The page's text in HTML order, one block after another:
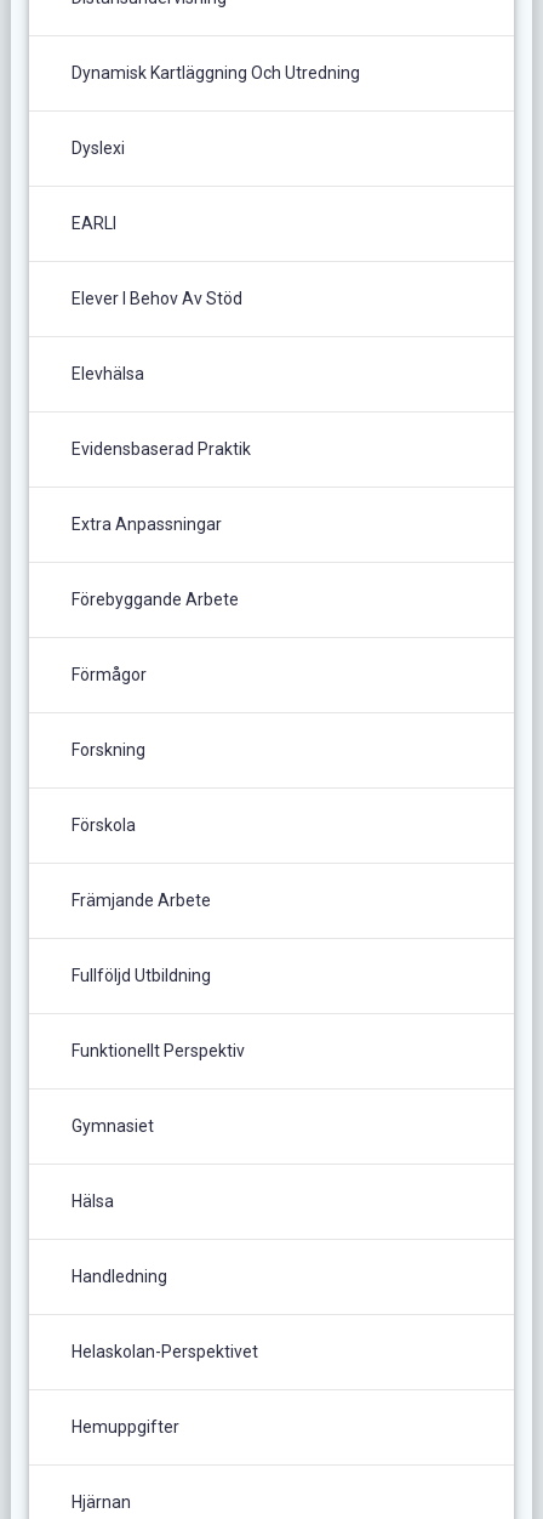
Dynamisk Kartläggning Och Utredning
Dyslexi
EARLI
Elever I Behov Av Stöd
Elevhälsa
Evidensbaserad Praktik
Extra Anpassningar
Förebyggande Arbete
Förmågor
Forskning
Förskola
Främjande Arbete
Fullföljd Utbildning
Funktionellt Perspektiv
Gymnasiet
Hälsa
Handledning
Helaskolan-Perspektivet
Hemuppgifter
Hjärnan